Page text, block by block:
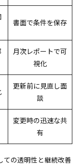
書面で条件を保存
月次レポートで可
視化
更新前に見直し面
談
変更時の迅速な共
有
ての透明性と継続改善